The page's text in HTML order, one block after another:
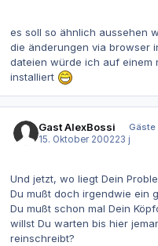
es soll so ähnlich aussehen
die änderungen via browser
dateien würde ich auf einem
installiert
Gast AlexBossi
Gäste
15. Oktober 200223 j
Und jetzt, wo liegt Dein
Du mußt doch irgendwie ein
Du mußt schon mal Dein
willst Du warten bis hier
reinschreibt?